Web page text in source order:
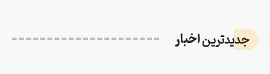
جدیدتریناخبار